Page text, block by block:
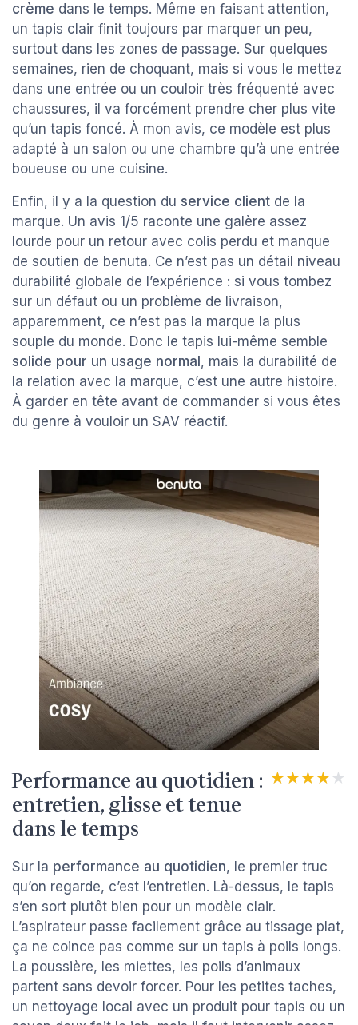
crème dans le temps. Même en faisant attention,
un tapis clair finit toujours par marquer un peu,
surtout dans les zones de passage. Sur quelques
semaines, rien de choquant, mais si vous le mettez
dans une entrée ou un couloir très fréquenté avec
chaussures, il va forcément prendre cher plus vite
qu’un tapis foncé. À mon avis, ce modèle est plus
adapté à un salon ou une chambre qu’à une entrée
boueuse ou une cuisine.
Enfin, il y a la question du service client de la
marque. Un avis 1/5 raconte une galère assez
lourde pour un retour avec colis perdu et manque
de soutien de benuta. Ce n’est pas un détail niveau
durabilité globale de l’expérience : si vous tombez
sur un défaut ou un problème de livraison,
apparemment, ce n’est pas la marque la plus
souple du monde. Donc le tapis lui-même semble
solide pour un usage normal , mais la durabilité de
la relation avec la marque, c’est une autre histoire.
À garder en tête avant de commander si vous êtes
du genre à vouloir un SAV réactif.
Performance au quotidien :
entretien, glisse et tenue
dans le temps
★★★★★
★★★★★
Sur la performance au quotidien, le premier truc
qu’on regarde, c’est l’entretien. Là-dessus, le tapis
s’en sort plutôt bien pour un modèle clair.
L’aspirateur passe facilement grâce au tissage plat,
ça ne coince pas comme sur un tapis à poils longs.
La poussière, les miettes, les poils d’animaux
partent sans devoir forcer. Pour les petites taches,
un nettoyage local avec un produit pour tapis ou un